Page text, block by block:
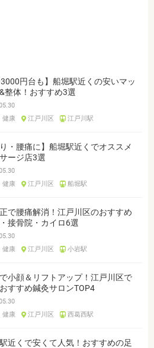
3000円台も】船堀駅近くの安いマッ
整体！おすすめ3選
健康
江戸川区 江戸川駅
り・腰痛に】船堀駅近くでオススメ
ージ店3選
健康
江戸川区 船堀駅
で腰痛解消！江戸川区のおすすめ
接骨院・カイロ6選
健康
江戸川区 小岩駅
小顔＆リフトアップ！江戸川区で
すすめ鍼灸サロンTOP4
健康
江戸川区 西葛西駅
近くで安くて人気！おすすめの足